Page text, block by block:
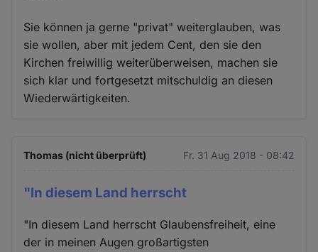
Sie können ja gerne "privat" weiterglauben, was
sie wollen, aber mit jedem Cent, den sie den
Kirchen freiwillig weiterüberweisen, machen sie
sich klar und fortgesetzt mitschuldig an diesen
Wiederwärtigkeiten.
Thomas (nicht überprüft) Fr. 31 Aug 2018 - 08:42
"In diesem Land herrscht
"In diesem Land herrscht Glaubensfreiheit, eine
der in meinen Augen großartigsten